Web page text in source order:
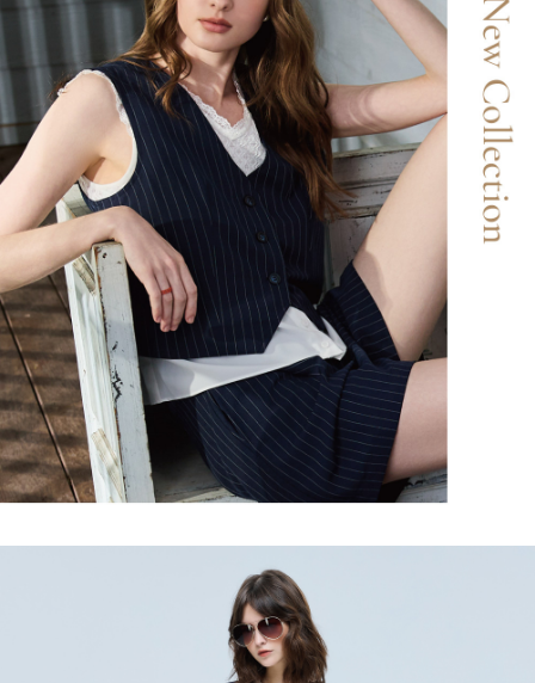
由本公司與您本人進行分期帳單所需資料之確認、核對及更正。
3.完整用戶服務條款，請詳閱以下連結：https://oppay.tw/userRule
https://netprotections.freshdesk.com/support/home
【注意事項】
１．透過由恩沛科技股份有限公司提供之「AFTEE先享後付」服務完成之交
易，需依本服務之必要範圍內提供個人資料，並將交易相關給付款項請求債
權轉讓予恩沛科技股份有限公司。
２．關於個人資料處理事宜，請瀏覽以下網址：
https://aftee.tw/terms/#terms3
３．未成年的使用者請事先徵得法定代理人或監護人之同意方可使用
「AFTEE先享後付」，若未經同意申辦者引起之損失，本公司不負相關責
任。
４．使用「AFTEE先享後付」時，將依據個別帳號之用戶狀況，依本公司即
時審查核予不同之上限額度；若仍有額度不足之情形，本公司將視審查結果
請求用戶進行身份認證。
５．嚴禁一人註冊多個帳號或使用他人資訊註冊。若發現惡意使用之情形，
恩沛科技股份有限公司將有權停止該用戶之使用額度並採取法律行動。
7-11取貨付款
每筆NT$120，滿NT$2,500(含以上)免運費
付款後7-11取貨
每筆NT$120，滿NT$2,500(含以上)免運費
宅配
每筆NT$120，滿NT$2,500(含以上)免運費
宅配離島
每筆NT$120，滿NT$2,500(含以上)免運費
付款後門市自取
免運費
海外配送